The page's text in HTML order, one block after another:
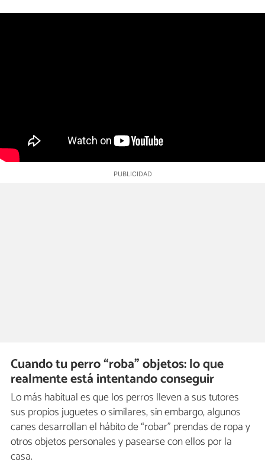
Cuando tu perro “roba” objetos: lo que
realmente está intentando conseguir
Lo más habitual es que los perros lleven a sus tutores
sus propios juguetes o similares, sin embargo, algunos
canes desarrollan el hábito de “robar” prendas de ropa y
otros objetos personales y pasearse con ellos por la
casa.